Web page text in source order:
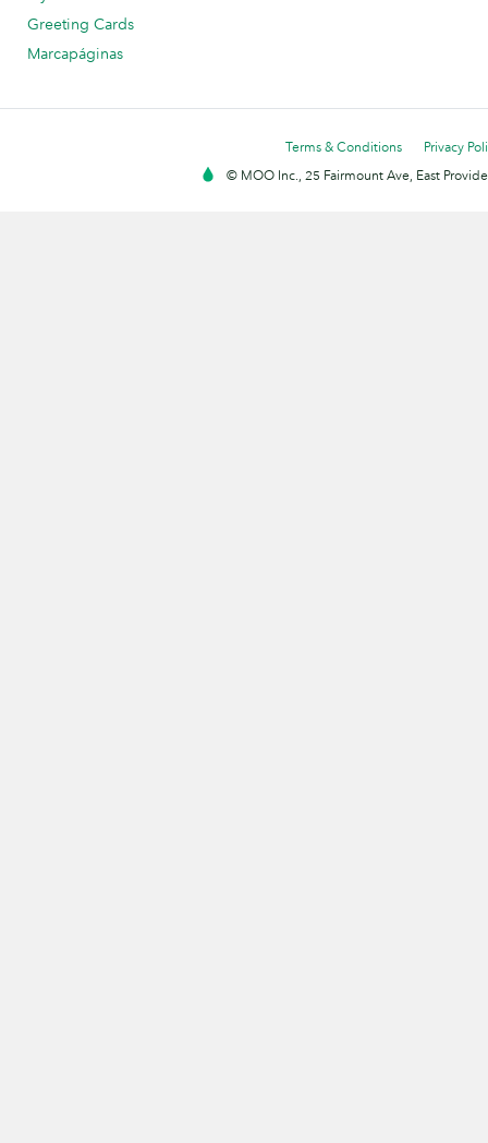
Greeting Cards
Marcapáginas
Terms & Conditions
Privacy
© MOO Inc., 25 Fairmount Ave, East